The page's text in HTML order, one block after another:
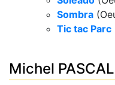
Sombra
Tic tac Parc
Michel PASCAL